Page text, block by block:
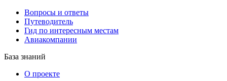
Вопросы и ответы
Путеводитель
Гид по интересным местам
Авиакомпании
База знаний
О проекте